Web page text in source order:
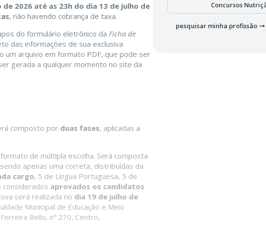
de 2026 até as 23h do dia 13 de julho de
, não havendo cobrança de taxa.
do formulário eletrônico da Ficha de
das informações de sua exclusiva
um arquivo em formato PDF, que pode ser
gerada a qualquer momento no site da
composto por duas fases, aplicadas a
de múltipla escolha. Será composta
apenas uma correta, distribuídas da
cargo, 5 de Língua Portuguesa, 5 de
considerados aprovados os candidatos
será realizada no dia 19 de julho de
Municipal de Educação e Meio
Bello, nº 270, Centro,
Concursos
pesquisar minha profissão